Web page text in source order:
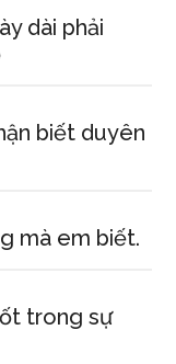
dài phải
biết duyên
mà em biết.
trong sự